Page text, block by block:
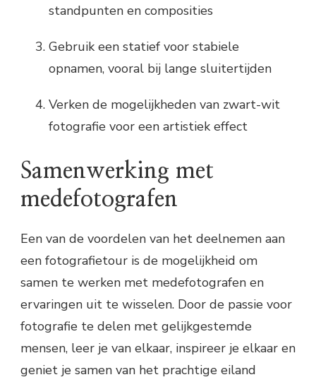
standpunten en composities
Gebruik een statief voor stabiele
opnamen, vooral bij lange sluitertijden
Verken de mogelijkheden van zwart-wit
fotografie voor een artistiek effect
Samenwerking met
medefotografen
Een van de voordelen van het deelnemen aan
een fotografietour is de mogelijkheid om
samen te werken met medefotografen en
ervaringen uit te wisselen. Door de passie voor
fotografie te delen met gelijkgestemde
mensen, leer je van elkaar, inspireer je elkaar en
geniet je samen van het prachtige eiland